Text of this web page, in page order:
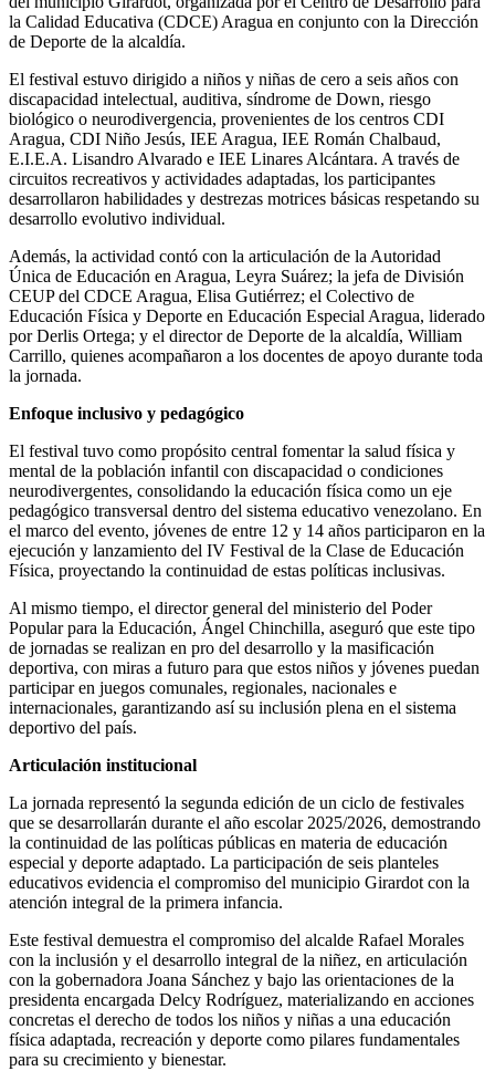
la Calidad Educativa (CDCE) Aragua en conjunto con la Dirección
de Deporte de la alcaldía.
El festival estuvo dirigido a niños y niñas de cero a seis años con
discapacidad intelectual, auditiva, síndrome de Down, riesgo
biológico o neurodivergencia, provenientes de los centros CDI
Aragua, CDI Niño Jesús, IEE Aragua, IEE Román Chalbaud,
E.I.E.A. Lisandro Alvarado e IEE Linares Alcántara. A través de
circuitos recreativos y actividades adaptadas, los participantes
desarrollaron habilidades y destrezas motrices básicas respetando su
desarrollo evolutivo individual.
Además, la actividad contó con la articulación de la Autoridad
Única de Educación en Aragua, Leyra Suárez; la jefa de División
CEUP del CDCE Aragua, Elisa Gutiérrez; el Colectivo de
Educación Física y Deporte en Educación Especial Aragua, liderado
por Derlis Ortega; y el director de Deporte de la alcaldía, William
Carrillo, quienes acompañaron a los docentes de apoyo durante toda
la jornada.
Enfoque inclusivo y pedagógico
El festival tuvo como propósito central fomentar la salud física y
mental de la población infantil con discapacidad o condiciones
neurodivergentes, consolidando la educación física como un eje
pedagógico transversal dentro del sistema educativo venezolano. En
el marco del evento, jóvenes de entre 12 y 14 años participaron en la
ejecución y lanzamiento del IV Festival de la Clase de Educación
Física, proyectando la continuidad de estas políticas inclusivas.
Al mismo tiempo, el director general del ministerio del Poder
Popular para la Educación, Ángel Chinchilla, aseguró que este tipo
de jornadas se realizan en pro del desarrollo y la masificación
deportiva, con miras a futuro para que estos niños y jóvenes puedan
participar en juegos comunales, regionales, nacionales e
internacionales, garantizando así su inclusión plena en el sistema
deportivo del país.
Articulación institucional
La jornada representó la segunda edición de un ciclo de festivales
que se desarrollarán durante el año escolar 2025/2026, demostrando
la continuidad de las políticas públicas en materia de educación
especial y deporte adaptado. La participación de seis planteles
educativos evidencia el compromiso del municipio Girardot con la
atención integral de la primera infancia.
Este festival demuestra el compromiso del alcalde Rafael Morales
con la inclusión y el desarrollo integral de la niñez, en articulación
con la gobernadora Joana Sánchez y bajo las orientaciones de la
presidenta encargada Delcy Rodríguez, materializando en acciones
concretas el derecho de todos los niños y niñas a una educación
física adaptada, recreación y deporte como pilares fundamentales
para su crecimiento y bienestar.